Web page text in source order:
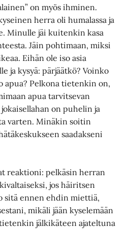
on myös ihminen.
herra oli humalassa ja
Minulle jäi kuitenkin kasa
Jäin pohtimaan, miksi
Eihän ole iso asia
ja kysyä: pärjäätkö? Voinko
apua? Pelkona tietenkin on,
apua tarvitsevan
on puhelin ja
varten. Minäkin soitin
saadakseni
reaktioni: pelkäsin herran
jos häiritsen
sitä ennen ehdin miettiä,
mikäli jään kyselemään
jälkikäteen ajateltuna